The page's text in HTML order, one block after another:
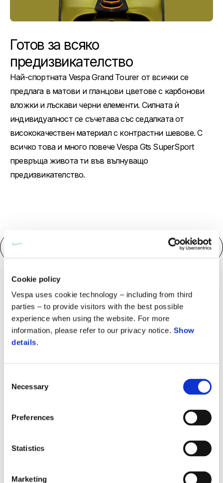
Cookie policy
Vespa uses cookie technology – including from third
parties – to provide visitors with the best possible
experience when using the website. For more
information, please refer to our privacy notice. Show
details.
Selection
Necessary
Preferences
Statistics
Marketing
Готов за всяко
предизвикателство
Най-спортната Vespa Grand Tourer от всички се
предлага в матови и гланцови цветове с карбонови
вложки и лъскави черни елементи. Силната ѝ
индивидуалност се съчетава със седалката от
висококачествен материал с контрастни шевове. С
всичко това и много повече Vespa Gts SuperSport
превръща живота ти във вълнуващо
предизвикателство.